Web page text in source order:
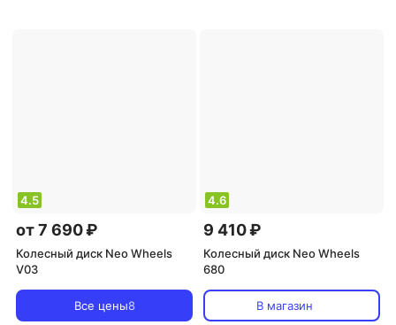
4.5
от 7 690 ₽
Колесный диск Neo Wheels
V03
Все цены8
4.6
9 410 ₽
Колесный диск Neo Wheels
680
В магазин